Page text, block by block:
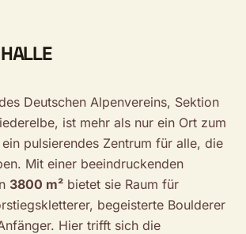
Deutschen Alpenvereins, Sektion
ist mehr als nur ein Ort zum
pulsierendes Zentrum für alle, die
Mit einer beeindruckenden
3800 m² bietet sie Raum für
begeisterte Boulderer
Hier trifft sich die